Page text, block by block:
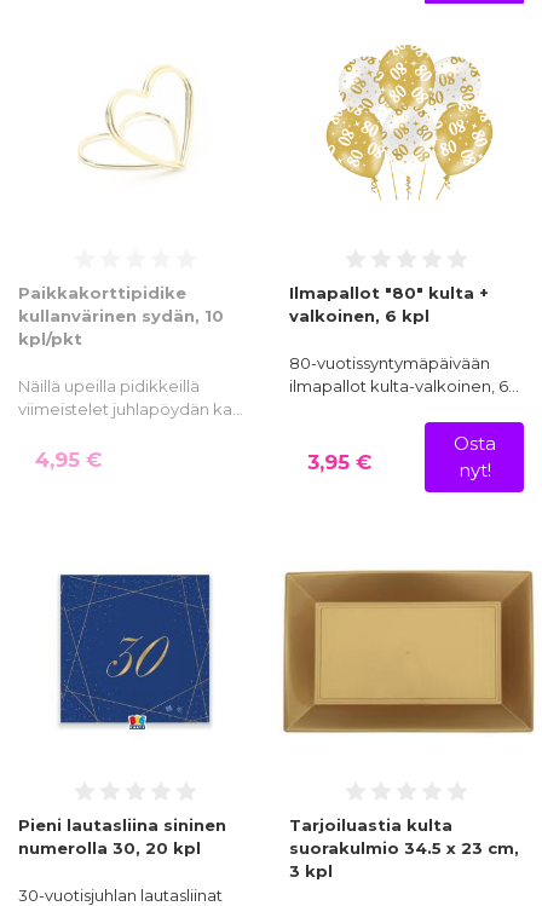
Paikkakorttipidike
kullanvärinen sydän, 10
kpl/pkt
Näillä upeilla pidikkeillä
viimeistelet juhlapöydän ka…
4,95 €
Ilmapallot "80" kulta +
valkoinen, 6 kpl
80-vuotissyntymäpäivään
ilmapallot kulta-valkoinen, 6…
3,95 €
Osta
nyt!
Pieni lautasliina sininen
numerolla 30, 20 kpl
30-vuotisjuhlan lautasliinat
Tarjoiluastia kulta
suorakulmio 34.5 x 23 cm,
3 kpl